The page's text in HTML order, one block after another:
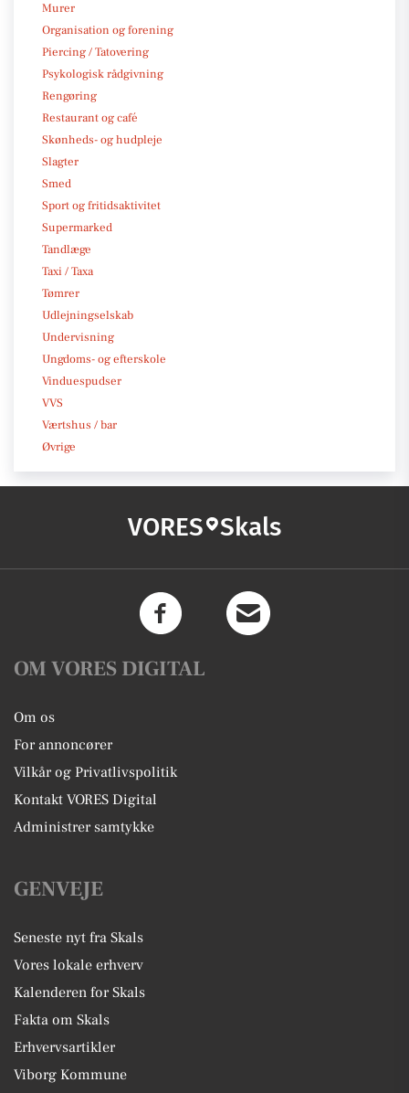
Murer
Organisation og forening
Piercing / Tatovering
Psykologisk rådgivning
Rengøring
Restaurant og café
Skønheds- og hudpleje
Slagter
Smed
Sport og fritidsaktivitet
Supermarked
Tandlæge
Taxi / Taxa
Tømrer
Udlejningselskab
Undervisning
Ungdoms- og efterskole
Vinduespudser
VVS
Værtshus / bar
Øvrige
VORES Skals
OM VORES DIGITAL
Om os
For annoncører
Vilkår og Privatlivspolitik
Kontakt VORES Digital
Administrer samtykke
GENVEJE
Seneste nyt fra Skals
Vores lokale erhverv
Kalenderen for Skals
Fakta om Skals
Erhvervsartikler
Viborg Kommune